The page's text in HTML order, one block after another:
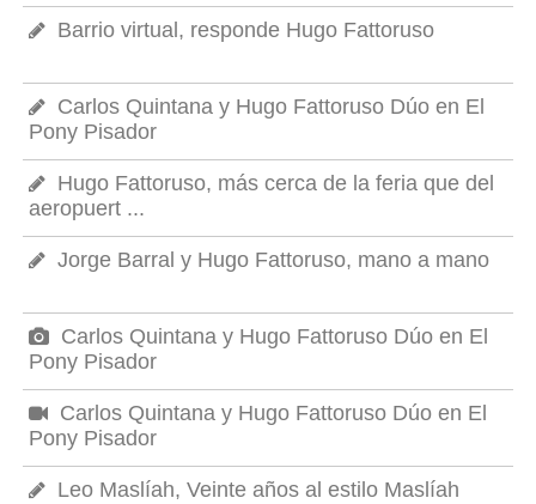
Barrio virtual, responde Hugo Fattoruso
Carlos Quintana y Hugo Fattoruso Dúo en El
Pony Pisador
Hugo Fattoruso, más cerca de la feria que del
aeropuert ...
Jorge Barral y Hugo Fattoruso, mano a mano
Carlos Quintana y Hugo Fattoruso Dúo en El
Pony Pisador
Carlos Quintana y Hugo Fattoruso Dúo en El
Pony Pisador
Leo Maslíah, Veinte años al estilo Maslíah